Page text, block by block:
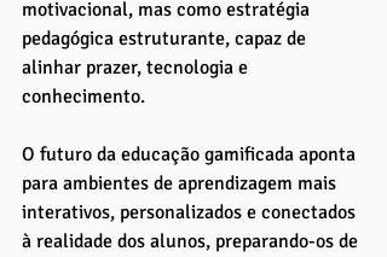
motivacional, mas como estratégia
pedagógica estruturante, capaz de
alinhar prazer, tecnologia e
conhecimento.
O futuro da educação gamificada aponta
para ambientes de aprendizagem mais
interativos, personalizados e conectados
à realidade dos alunos, preparando-os de